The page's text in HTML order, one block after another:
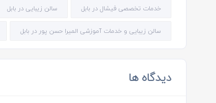
خدمات تخصصی فیشال در بابل سالن زیبایی در بابل
سالن زیبایی و خدمات آموزشی المیرا حسن پور در بابل
دیدگاه ها